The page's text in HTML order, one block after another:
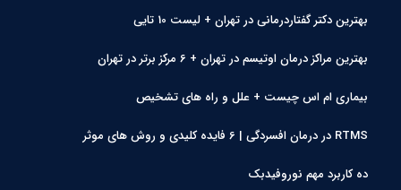
بهترین دکتر گفتاردرمانی در تهران + لیست 10 تایی
بهترین مراکز درمان اوتیسم در تهران + 6 مرکز برتر در تهران
بیماری ام اس چیست + علل و راه های تشخیص
RTMS در درمان افسردگی | 6 فایده کلیدی و روش های موثر
ده کاربرد مهم نوروفیدبک